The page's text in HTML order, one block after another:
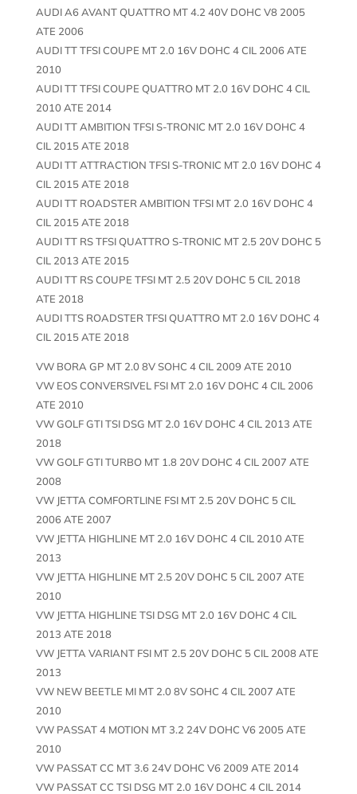
AUDI A6 AVANT QUATTRO MT 4.2 40V DOHC V8 2005
ATE 2006
AUDI TT TFSI COUPE MT 2.0 16V DOHC 4 CIL 2006 ATE
2010
AUDI TT TFSI COUPE QUATTRO MT 2.0 16V DOHC 4 CIL
2010 ATE 2014
AUDI TT AMBITION TFSI S-TRONIC MT 2.0 16V DOHC 4
CIL 2015 ATE 2018
AUDI TT ATTRACTION TFSI S-TRONIC MT 2.0 16V DOHC 4
CIL 2015 ATE 2018
AUDI TT ROADSTER AMBITION TFSI MT 2.0 16V DOHC 4
CIL 2015 ATE 2018
AUDI TT RS TFSI QUATTRO S-TRONIC MT 2.5 20V DOHC 5
CIL 2013 ATE 2015
AUDI TT RS COUPE TFSI MT 2.5 20V DOHC 5 CIL 2018
ATE 2018
AUDI TTS ROADSTER TFSI QUATTRO MT 2.0 16V DOHC 4
CIL 2015 ATE 2018
VW BORA GP MT 2.0 8V SOHC 4 CIL 2009 ATE 2010
VW EOS CONVERSIVEL FSI MT 2.0 16V DOHC 4 CIL 2006
ATE 2010
VW GOLF GTI TSI DSG MT 2.0 16V DOHC 4 CIL 2013 ATE
2018
VW GOLF GTI TURBO MT 1.8 20V DOHC 4 CIL 2007 ATE
2008
VW JETTA COMFORTLINE FSI MT 2.5 20V DOHC 5 CIL
2006 ATE 2007
VW JETTA HIGHLINE MT 2.0 16V DOHC 4 CIL 2010 ATE
2013
VW JETTA HIGHLINE MT 2.5 20V DOHC 5 CIL 2007 ATE
2010
VW JETTA HIGHLINE TSI DSG MT 2.0 16V DOHC 4 CIL
2013 ATE 2018
VW JETTA VARIANT FSI MT 2.5 20V DOHC 5 CIL 2008 ATE
2013
VW NEW BEETLE MI MT 2.0 8V SOHC 4 CIL 2007 ATE
2010
VW PASSAT 4 MOTION MT 3.2 24V DOHC V6 2005 ATE
2010
VW PASSAT CC MT 3.6 24V DOHC V6 2009 ATE 2014
VW PASSAT CC TSI DSG MT 2.0 16V DOHC 4 CIL 2014